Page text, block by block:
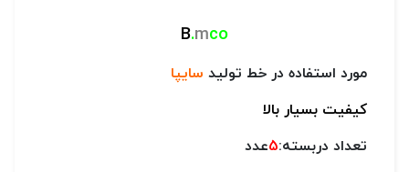
B.mco
مورد استفاده در خط تولید سایپا
کیفیت بسیار بالا
تعداد دربسته:5عدد